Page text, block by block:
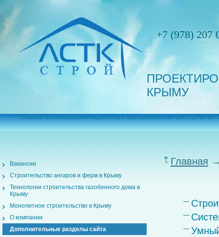
+7 (978) 207
КРЫМУ
ГлавнаяПроектированиеАкцииУслуги КомпанииКонтактыФОТОРасчет
Вакансии
Строительство ангаров и ферм в Крыму
Технологии строительства газобенного дома в
Крыму
Монолитное строительство в Крыму
О компании
Дополнительные разделы сайта
Главная